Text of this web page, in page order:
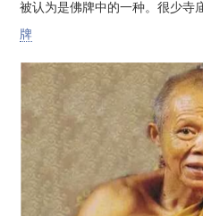
被认为是佛牌中的一种。很少寺
牌